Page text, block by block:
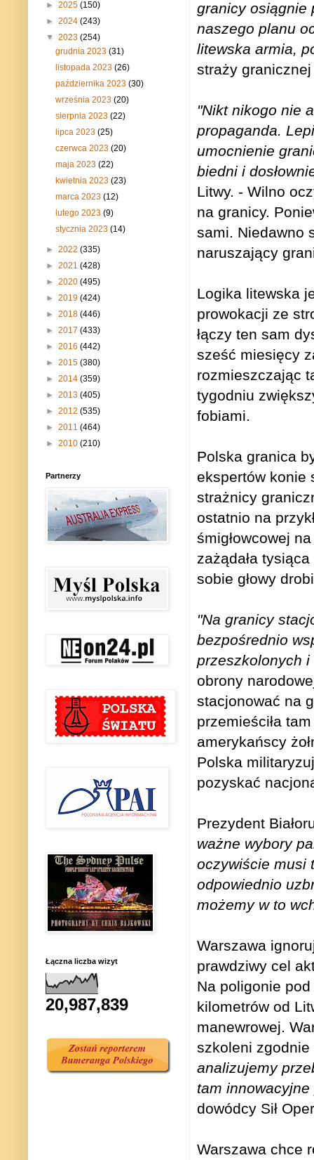
granicy osiągnie
naszego planu
litewska armia,
straży
"Nikt nikogo nie
propaganda.
umocnienie
biedni i
Litwy. - Wilno
na granicy.
sami. Niedawno
naruszający
Logika litewska
prowokacji ze
łączy ten sam
sześć miesięcy
rozmieszczając
tygodniu
fobiami.
Polska granica
ekspertów konie
strażnicy
ostatnio na
śmigłowcowej
zażądała
sobie głowy
"Na granicy
bezpośrednio
przeszkolonych i
obrony
stacjonować na
przemieściła
amerykańscy
Polska
pozyskać
Prezydent
ważne wybory
oczywiście musi
odpowiednio
możemy w to
Warszawa
prawdziwy cel
Na poligonie
kilometrów od
manewrowej.
szkoleni
analizujemy
tam innowacyjne
dowódcy Sił
Warszawa chce
► 2025 (150)
► 2024 (243)
▼ 2023 (254)
grudnia 2023(31)
listopada 2023(26)
października 2023(30)
września 2023(20)
sierpnia 2023(22)
lipca 2023(25)
czerwca 2023(20)
maja 2023(22)
kwietnia 2023(23)
marca 2023(12)
lutego 2023(9)
stycznia 2023(14)
► 2022 (335)
► 2021 (428)
► 2020 (495)
► 2019 (424)
► 2018 (446)
► 2017 (433)
► 2016 (442)
► 2015 (380)
► 2014 (359)
► 2013 (405)
► 2012 (535)
► 2011 (464)
► 2010 (210)
Partnerzy
Łączna liczba wizyt
20,987,839